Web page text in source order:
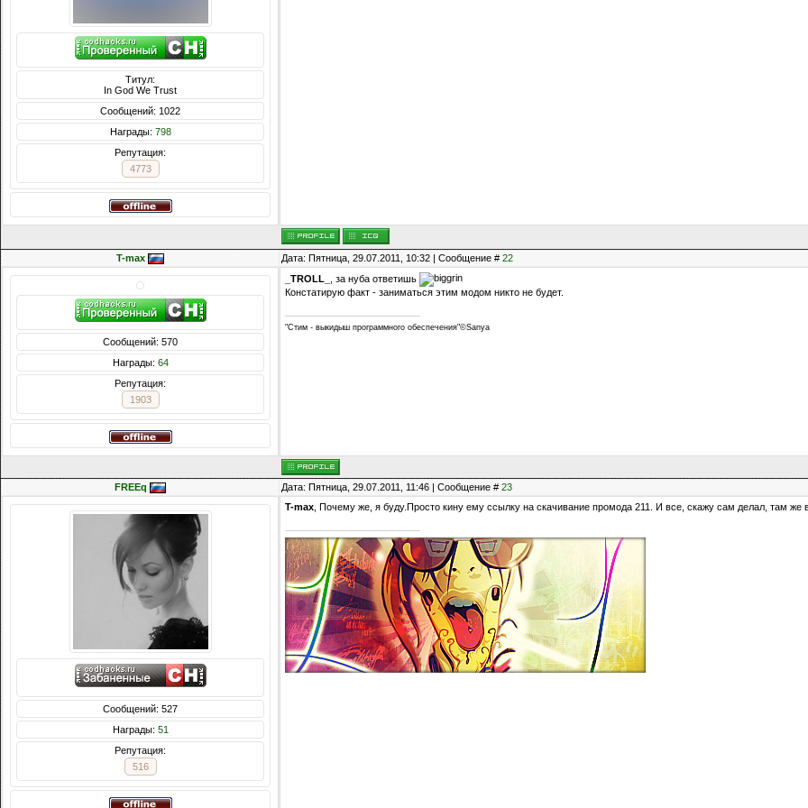
Титул:
In God We Trust
Сообщений: 1022
Награды: 798
Репутация:
4773
T-max Дата: Пятница, 29.07.2011, 10:32 | Сообщение # 22
Сообщений: 570
Награды: 64
Репутация:
1903
_TROLL_
, за нуба ответишь
Констатирую факт - заниматься этим модом никто не будет.
"Стим - выкидыш программного обеспечения"©Sanya
FREEq Дата: Пятница, 29.07.2011, 11:46 | Сообщение # 23
Сообщений: 527
Награды: 51
Репутация:
516
T-max , Почему же, я буду.Просто кину ему ссылку на скачивание промода 211. И все, скажу сам делал, там же